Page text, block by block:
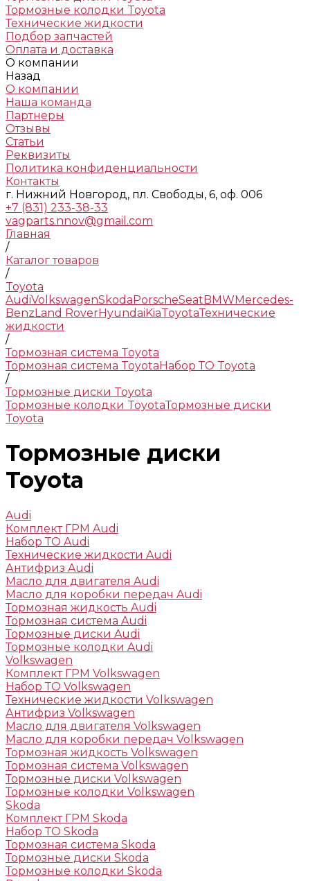
Тормозные колодки Toyota
Технические жидкости
Подбор запчастей
Оплата и доставка
О компании
Назад
О компании
Наша команда
Партнеры
Отзывы
Статьи
Реквизиты
Политика конфиденциальности
Контакты
г. Нижний Новгород, пл. Свободы, 6, оф. 006
+7 (831) 233-38-33
vagparts.nnov@gmail.com
Главная
/
Каталог товаров
/
Toyota
AudiVolkswagenSkodaPorscheSeatBMWMercedes-
BenzLand RoverHyundaiKiaToyotaТехнические
жидкости
/
Тормозная система Toyota
Тормозная система ToyotaНабор ТО Toyota
/
Тормозные диски Toyota
Тормозные колодки ToyotaТормозные диски
Toyota
Тормозные диски
Toyota
Audi
Комплект ГРМ Audi
Набор ТО Audi
Технические жидкости Audi
Антифриз Audi
Масло для двигателя Audi
Масло для коробки передач Audi
Тормозная жидкость Audi
Тормозная система Audi
Тормозные диски Audi
Тормозные колодки Audi
Volkswagen
Комплект ГРМ Volkswagen
Набор ТО Volkswagen
Технические жидкости Volkswagen
Антифриз Volkswagen
Масло для двигателя Volkswagen
Масло для коробки передач Volkswagen
Тормозная жидкость Volkswagen
Тормозная система Volkswagen
Тормозные диски Volkswagen
Тормозные колодки Volkswagen
Skoda
Комплект ГРМ Skoda
Набор ТО Skoda
Тормозная система Skoda
Тормозные диски Skoda
Тормозные колодки Skoda